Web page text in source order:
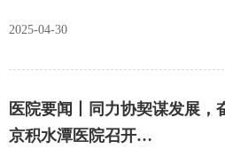
儿骨科这一特色领域，坚持以临床需要
2006年带领团队开设“马蹄内翻足”专
足踝疾病全领域，在业界和患者群体中
2025-04-30
医院要闻丨同力协契谋发展
京积水潭医院召开…